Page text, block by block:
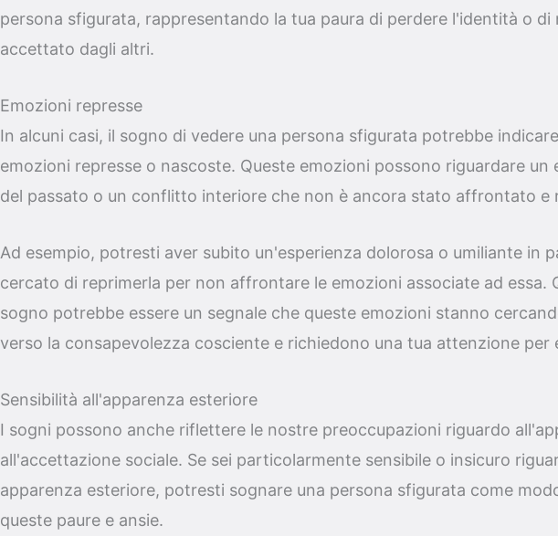
persona sfigurata, rappresentando la tua paura di perdere l'identità o di
accettato dagli altri.
Emozioni represse
In alcuni casi, il sogno di vedere una persona sfigurata potrebbe
emozioni represse o nascoste. Queste emozioni possono riguardare
del passato o un conflitto interiore che non è ancora stato affrontato e
Ad esempio, potresti aver subito un'esperienza dolorosa o umiliante in
cercato di reprimerla per non affrontare le emozioni associate ad essa.
sogno potrebbe essere un segnale che queste emozioni stanno
verso la consapevolezza cosciente e richiedono una tua attenzione per
Sensibilità all'apparenza esteriore
I sogni possono anche riflettere le nostre preoccupazioni riguardo
all'accettazione sociale. Se sei particolarmente sensibile o insicuro
apparenza esteriore, potresti sognare una persona sfigurata come
queste paure e ansie.